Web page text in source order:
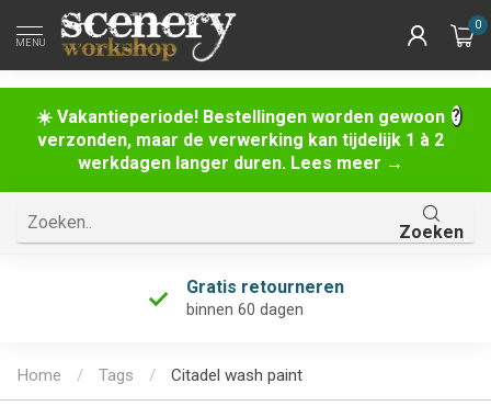
☀️ Vakantieperiode! Bestellingen worden gewoon
verzonden, maar de verwerking kan tijdelijk 1 à 2
werkdagen langer duren. Lees meer →
MENU
0
Zoeken
Gratis retourneren
binnen 60 dagen
Home / Tags / Citadel wash paint